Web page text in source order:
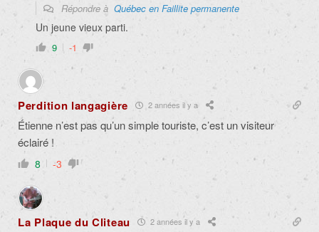
Répondre à Québec en Faillite permanente
Un jeune vieux parti.
9 -1
Perdition langagière 2 années il y a
Étienne n’est pas qu’un simple touriste, c’est un visiteur
éclairé !
8 -3
La Plaque du Cliteau 2 années il y a